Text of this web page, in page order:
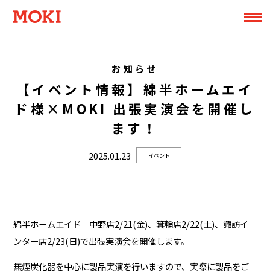
お知らせ
【イベント情報】綿半ホームエイ
ド様×MOKI 出張実演会を開催し
ます！
2025.01.23 イベント
綿半ホームエイド 中野店2/21(金)、箕輪店2/22(土)、諏訪イ
ンター店2/23(日)で出張実演会を開催します。
無煙炭化器を中心に製品実演を行いますので、実際に製品をご